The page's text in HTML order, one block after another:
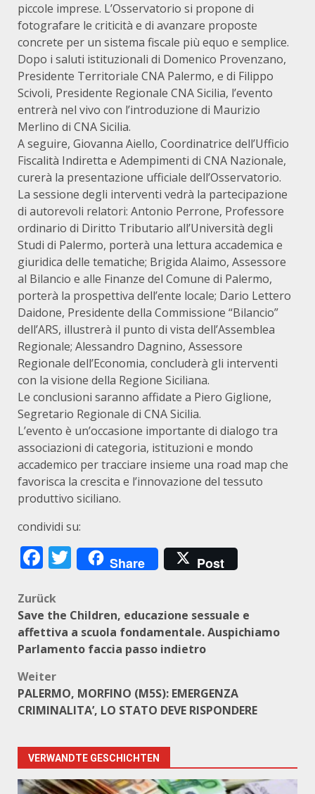
piccole imprese. L’Osservatorio si propone di
fotografare le criticità e di avanzare proposte
concrete per un sistema fiscale più equo e semplice.
Dopo i saluti istituzionali di Domenico Provenzano,
Presidente Territoriale CNA Palermo, e di Filippo
Scivoli, Presidente Regionale CNA Sicilia, l’evento
entrerà nel vivo con l’introduzione di Maurizio
Merlino di CNA Sicilia.
A seguire, Giovanna Aiello, Coordinatrice dell’Ufficio
Fiscalità Indiretta e Adempimenti di CNA Nazionale,
curerà la presentazione ufficiale dell’Osservatorio.
La sessione degli interventi vedrà la partecipazione
di autorevoli relatori: Antonio Perrone, Professore
ordinario di Diritto Tributario all’Università degli
Studi di Palermo, porterà una lettura accademica e
giuridica delle tematiche; Brigida Alaimo, Assessore
al Bilancio e alle Finanze del Comune di Palermo,
porterà la prospettiva dell’ente locale; Dario Lettero
Daidone, Presidente della Commissione “Bilancio”
dell’ARS, illustrerà il punto di vista dell’Assemblea
Regionale; Alessandro Dagnino, Assessore
Regionale dell’Economia, concluderà gli interventi
con la visione della Regione Siciliana.
Le conclusioni saranno affidate a Piero Giglione,
Segretario Regionale di CNA Sicilia.
L’evento è un’occasione importante di dialogo tra
associazioni di categoria, istituzioni e mondo
accademico per tracciare insieme una road map che
favorisca la crescita e l’innovazione del tessuto
produttivo siciliano.
condividi su:
Facebook
Twitter
Share Post
Beitragsnavigation
Zurück
Save the Children, educazione sessuale e
affettiva a scuola fondamentale. Auspichiamo
Parlamento faccia passo indietro
Weiter
PALERMO, MORFINO (M5S): EMERGENZA
CRIMINALITA’, LO STATO DEVE RISPONDERE
VERWANDTE GESCHICHTEN